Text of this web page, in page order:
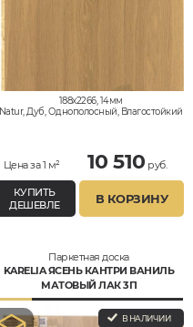
188x2266, 14мм
Natur, Дуб, Однополосный, Влагостойкий
Цена за 1 м² 10 510 руб.
КУПИТЬ
ДЕШЕВЛЕ
В КОРЗИНУ
Паркетная доска
KARELIA ЯСЕНЬ КАНТРИ ВАНИЛЬ
МАТОВЫЙ ЛАК 3П
В НАЛИЧИИ